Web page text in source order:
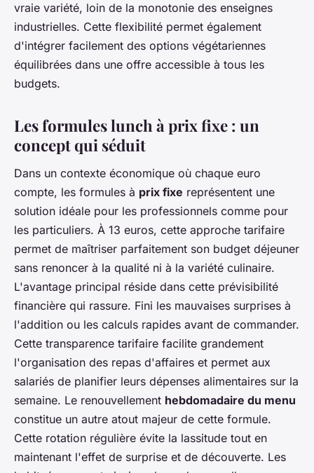
vraie variété, loin de la monotonie des enseignes
industrielles. Cette flexibilité permet également
d'intégrer facilement des options végétariennes
équilibrées dans une offre accessible à tous les
budgets.
Les formules lunch à prix fixe : un
concept qui séduit
Dans un contexte économique où chaque euro
compte, les formules à prix fixe représentent une
solution idéale pour les professionnels comme pour
les particuliers. À 13 euros, cette approche tarifaire
permet de maîtriser parfaitement son budget déjeuner
sans renoncer à la qualité ni à la variété culinaire.
L'avantage principal réside dans cette prévisibilité
financière qui rassure. Fini les mauvaises surprises à
l'addition ou les calculs rapides avant de commander.
Cette transparence tarifaire facilite grandement
l'organisation des repas d'affaires et permet aux
salariés de planifier leurs dépenses alimentaires sur la
semaine. Le renouvellement hebdomadaire du menu
constitue un autre atout majeur de cette formule.
Cette rotation régulière évite la lassitude tout en
maintenant l'effet de surprise et de découverte. Les